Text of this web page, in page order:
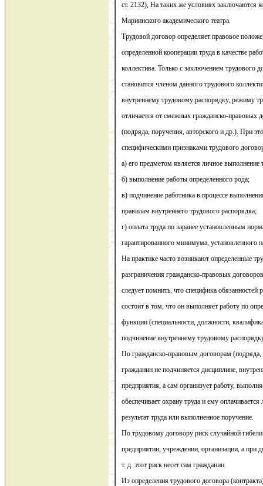
ст. 2132), На таких же условиях заключаются
Мариинского академического театра.
Трудовой договор определяет правовое
определенной кооперации труда в качестве
коллектива. Только с заключением трудового
становится членом данного трудового
внутреннему трудовому распорядку, режиму
отличается от смежных гражданско-правовых
(подряда, поручения, авторского и др.). При
специфическими признаками трудового
а) его предметом является личное выполнение
б) выполнение работы определенного рода;
в) подчинение работника в процессе
правилам внутреннего трудового распорядка;
г) оплата труда по заранее установленным
гарантированного минимума, установленного
На практике часто возникают определенные
разграничения гражданско-правовых
следует помнить, что специфика обязанностей
состоит в том, что он выполняет работу по
функции (специальности, должности,
подчинение внутреннему трудовому
По гражданско-правовым договорам (подряда,
гражданин не подчиняется дисциплине,
предприятия, а сам организует работу,
обеспечивает охрану труда и ему
результат труда или выполненное поручение.
По трудовому договору риск случайной гибели
предприятии, учреждении, организации, а при
т. д. этот риск несет сам гражданин.
Из определения трудового договора